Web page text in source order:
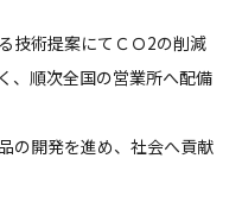
技術提案にてＣＯ2の削減
、順次全国の営業所へ配備
の開発を進め、社会へ貢献